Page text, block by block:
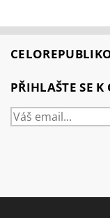
PŘIHLAŠTE SE